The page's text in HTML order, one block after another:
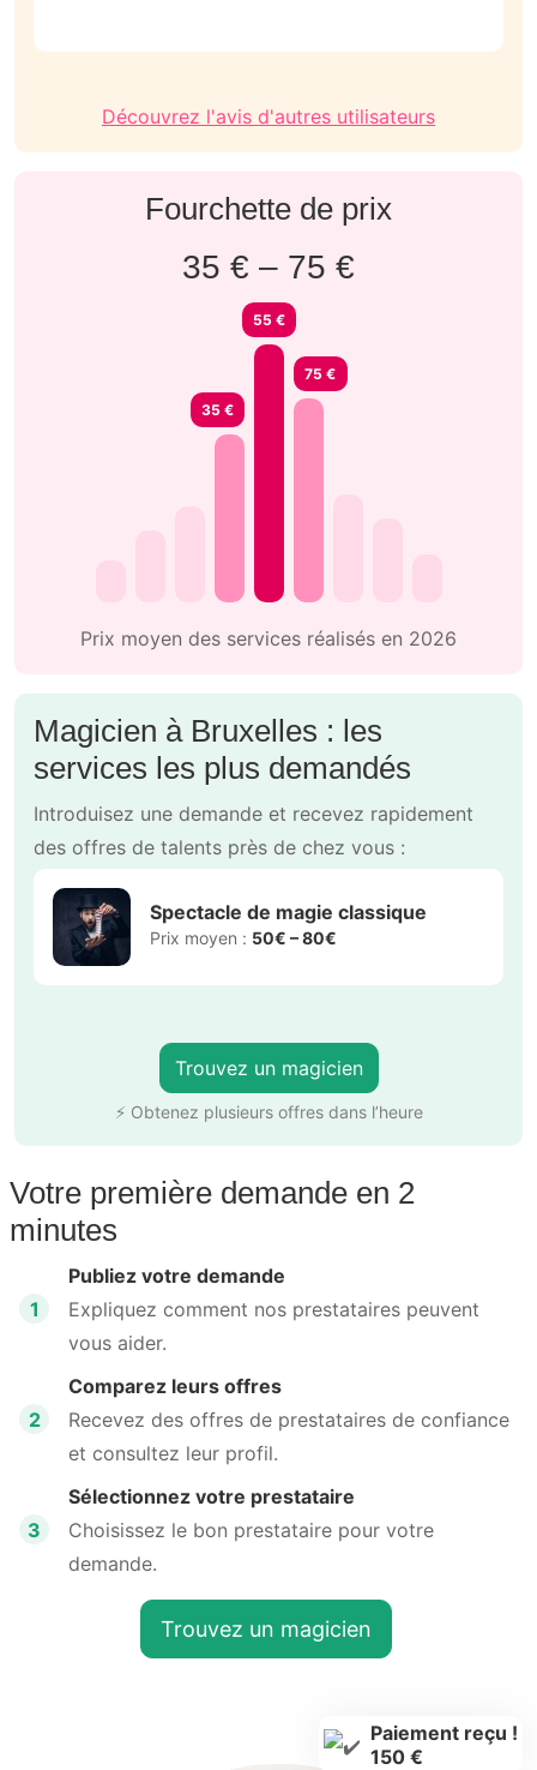
Découvrez l'avis d'autres utilisateurs
Fourchette de prix
35 € – 75 €
35 €
55 €
75 €
Prix moyen des services réalisés en 2026
Magicien à Bruxelles : les
services les plus demandés
Introduisez une demande et recevez rapidement
des offres de talents près de chez vous :
Spectacle de magie classique
Prix moyen : 50€ – 80€
Trouvez un magicien
⚡ Obtenez plusieurs offres dans l’heure
Votre première demande en 2
minutes
1
Publiez votre demande
Expliquez comment nos prestataires peuvent
vous aider.
2
Comparez leurs offres
Recevez des offres de prestataires de confiance
et consultez leur profil.
3
Sélectionnez votre prestataire
Choisissez le bon prestataire pour votre
demande.
Trouvez un magicien
Paiement reçu !
150 €